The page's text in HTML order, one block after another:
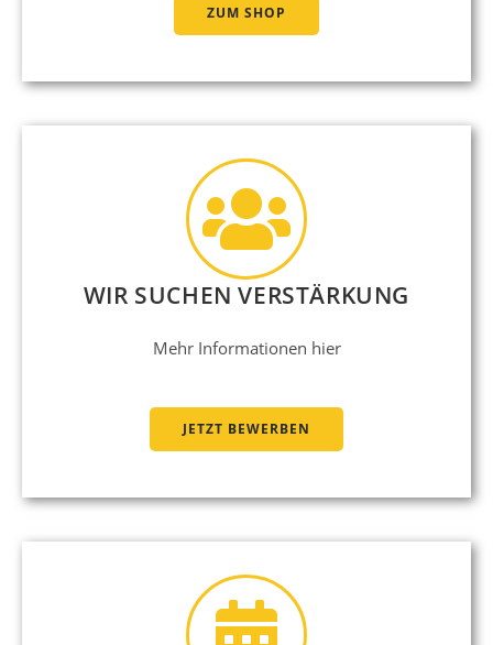
ZUM SHOP
WIR SUCHEN VERSTÄRKUNG
Mehr Informationen hier
JETZT BEWERBEN